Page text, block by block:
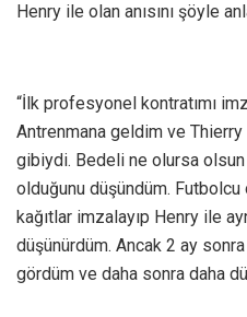
Henry ile olan anısını şöyle
“İlk profesyonel kontratımı
Antrenmana geldim ve
gibiydi. Bedeli ne olursa olsun
olduğunu düşündüm. Futbolcu
kağıtlar imzalayıp Henry ile
düşünürdüm. Ancak 2 ay
gördüm ve daha sonra daha